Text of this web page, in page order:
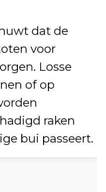
dat de
voor
Losse
of op
raken
bui passeert.